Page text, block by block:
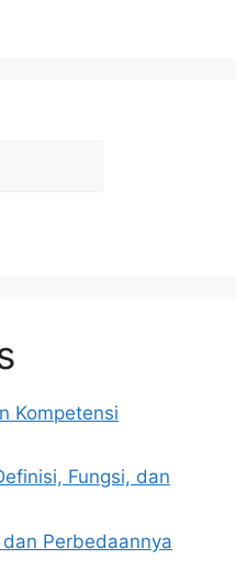
Kompetensi
Fungsi, dan
Perbedaannya